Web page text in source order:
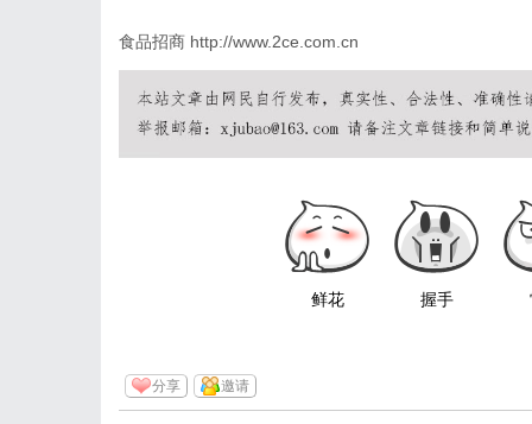
食品招商 http://www.2ce.com.cn
鲜花 握手
分享 邀请